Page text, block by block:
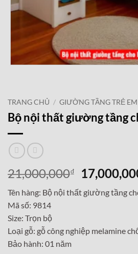
TRANG CHỦ / GIƯỜNG TẦNG TRẺ EM
Bộ nội thất giường tầng
21,000,000₫
Giá
gốc
là:
Tên hàng: Bộ nội thất giường tầng
Mã số: 9814
Size: Trọn bộ
Loại gỗ: gỗ công nghiệp melamine
Bảo hành: 01 năm